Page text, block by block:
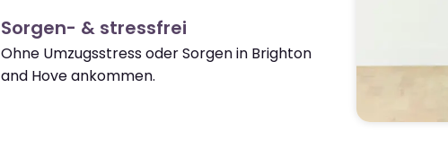
Sorgen- & stressfrei
Ohne Umzugsstress oder Sorgen in Brighton
and Hove ankommen.